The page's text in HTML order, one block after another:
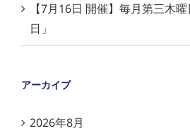
【7月16日 開催】毎月第三木
日」
アーカイブ
2026年8月